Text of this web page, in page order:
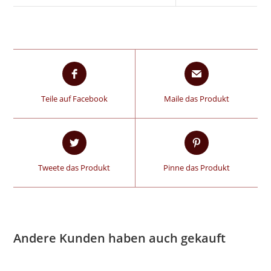
Teile auf Facebook Maile das Produkt
Tweete das Produkt Pinne das Produkt
Andere Kunden haben auch gekauft